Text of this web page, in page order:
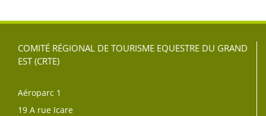
COMITÉ RÉGIONAL DE TOURISME EQUESTRE DU GRAND
EST (CRTE)
Aéroparc 1
19 A rue Icare